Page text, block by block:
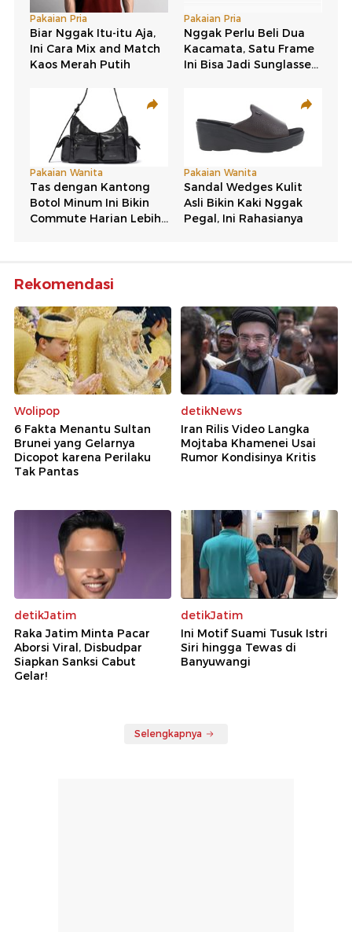
Rekomendasi
Wolipop
6 Fakta Menantu Sultan
Brunei yang Gelarnya
Dicopot karena Perilaku
Tak Pantas
detikNews
Iran Rilis Video Langka
Mojtaba Khamenei Usai
Rumor Kondisinya Kritis
detikJatim
Raka Jatim Minta Pacar
Aborsi Viral, Disbudpar
Siapkan Sanksi Cabut
Gelar!
detikJatim
Ini Motif Suami Tusuk Istri
Siri hingga Tewas di
Banyuwangi
Selengkapnya